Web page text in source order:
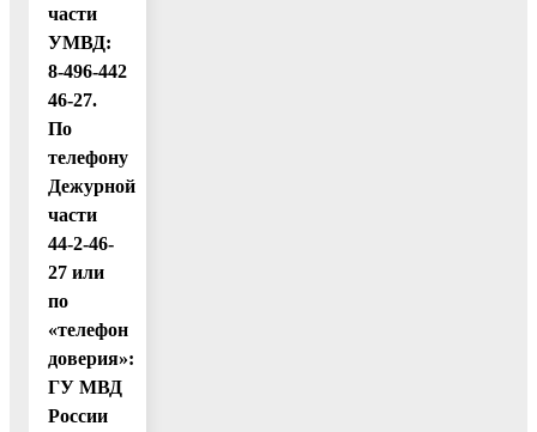
части
УМВД:
8-496-442
46-27.
По
телефону
Дежурной
части
44-2-46-
27 или
по
«телефон
доверия»:
ГУ МВД
России